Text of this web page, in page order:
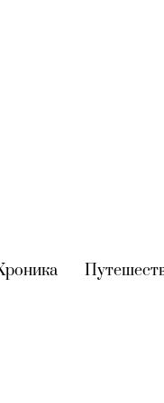
(current)